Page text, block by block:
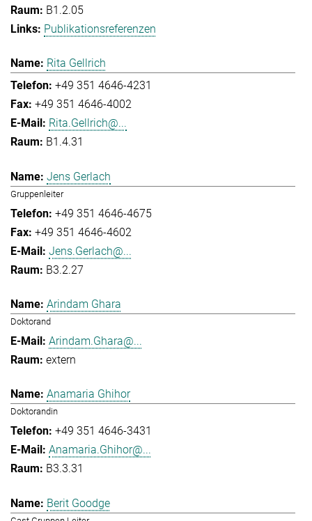
B1.2.05
Publikationsreferenzen
Rita Gellrich
+49 351 4646-4231
+49 351 4646-4002
Rita.Gellrich@...
B1.4.31
Jens Gerlach
Gruppenleiter
+49 351 4646-4675
+49 351 4646-4602
Jens.Gerlach@...
B3.2.27
Arindam Ghara
Doktorand
Arindam.Ghara@...
extern
Anamaria Ghihor
Doktorandin
+49 351 4646-3431
Anamaria.Ghihor@...
B3.3.31
Berit Goodge